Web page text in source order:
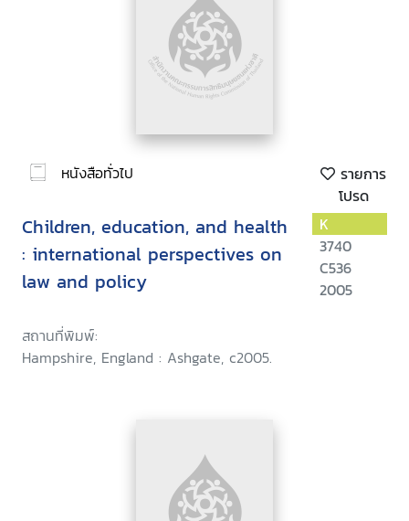
หนังสือทั่วไป
รายการ
โปรด
Children, education, and health
: international perspectives on
law and policy
สถานที่พิมพ์:
Hampshire, England : Ashgate, c2005.
K
3740
C536
2005